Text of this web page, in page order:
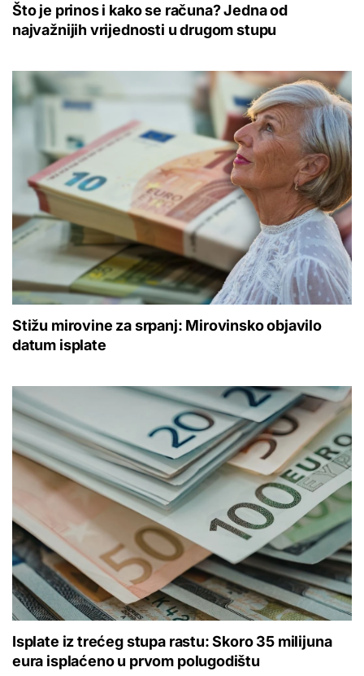
Što je prinos i kako se računa? Jedna od
najvažnijih vrijednosti u drugom stupu
Stižu mirovine za srpanj: Mirovinsko objavilo
datum isplate
Isplate iz trećeg stupa rastu: Skoro 35 milijuna
eura isplaćeno u prvom polugodištu